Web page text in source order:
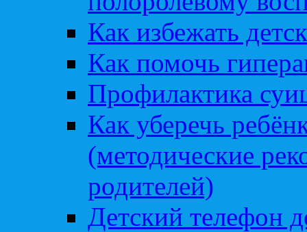
Как избежать
Как помочь
Профилактика
Как уберечь
(методические
родителей)
Детский телефон